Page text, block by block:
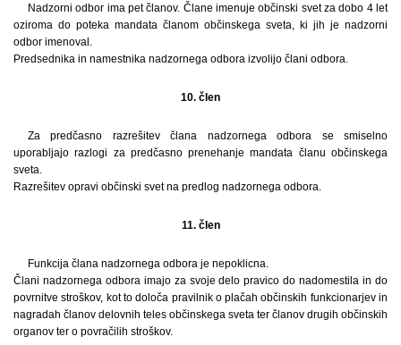
Nadzorni odbor ima pet članov. Člane imenuje občinski svet za dobo 4 let
oziroma do poteka mandata članom občinskega sveta, ki jih je nadzorni
odbor imenoval.
Predsednika in namestnika nadzornega odbora izvolijo člani odbora.
10. člen
Za predčasno razrešitev člana nadzornega odbora se smiselno
uporabljajo razlogi za predčasno prenehanje mandata članu občinskega
sveta.
Razrešitev opravi občinski svet na predlog nadzornega odbora.
11. člen
Funkcija člana nadzornega odbora je nepoklicna.
Člani nadzornega odbora imajo za svoje delo pravico do nadomestila in do
povrnitve stroškov, kot to določa pravilnik o plačah občinskih funkcionarjev in
nagradah članov delovnih teles občinskega sveta ter članov drugih občinskih
organov ter o povračilih stroškov.